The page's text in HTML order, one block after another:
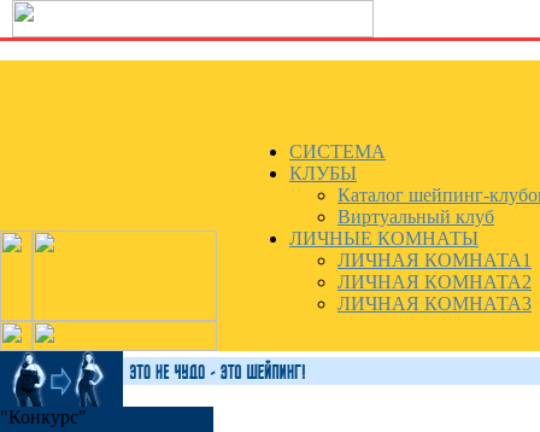
СИСТЕМА
КЛУБЫ
Каталог шейпинг-
Виртуальный клуб
ЛИЧНЫЕ КОМНАТЫ
ЛИЧНАЯ КОМНАТА1
ЛИЧНАЯ КОМНАТА2
ЛИЧНАЯ КОМНАТА3
"Конкурс"